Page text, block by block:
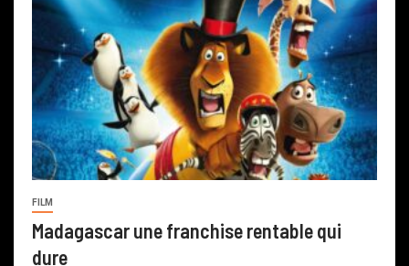
FILM
Madagascar une franchise rentable qui
dure